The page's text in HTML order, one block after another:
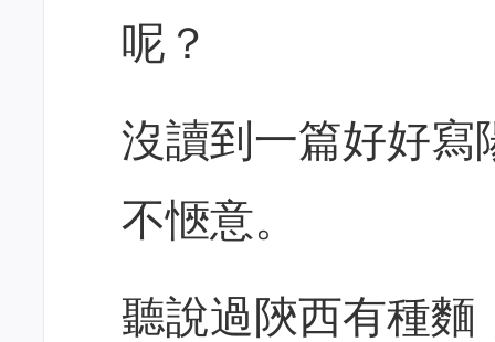
呢？
沒讀到一篇好好寫
不愜意。
聽說過陝西有種麵